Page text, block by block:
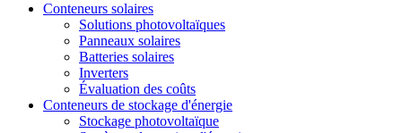
Conteneurs solaires
Solutions photovoltaïques
Panneaux solaires
Batteries solaires
Inverters
Évaluation des coûts
Conteneurs de stockage d'énergie
Stockage photovoltaïque